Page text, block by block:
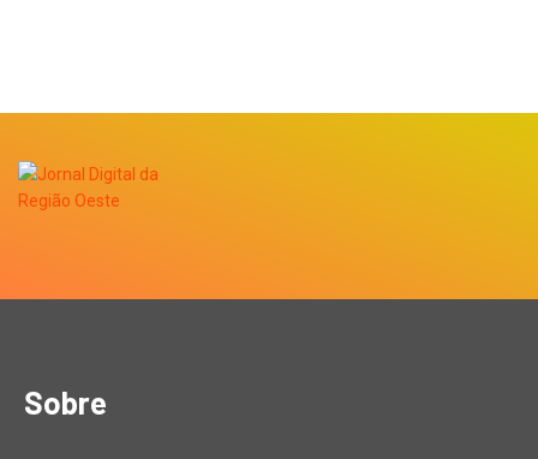
Sobre